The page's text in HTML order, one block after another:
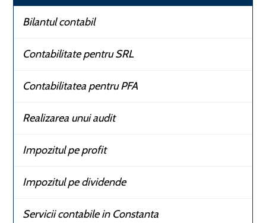
Bilantul contabil
Contabilitate pentru SRL
Contabilitatea pentru PFA
Realizarea unui audit
Impozitul pe profit
Impozitul pe dividende
Servicii contabile in Constanta